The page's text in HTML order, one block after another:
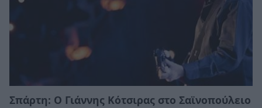
Σπάρτη: Ο Γιάννης Κότσιρας στο Σαϊνοπούλειο